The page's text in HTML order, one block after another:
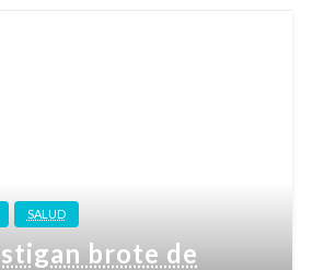
SALUD
brote de